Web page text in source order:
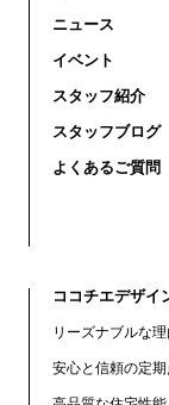
ニュース
イベント
スタッフ紹介
スタッフブログ
よくあるご質問
ココチエデザイ
リーズナブルな理
安心と信頼の定期